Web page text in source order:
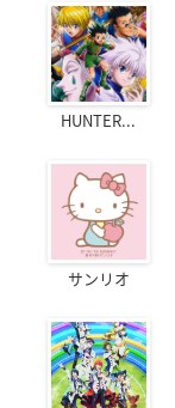
HUNTER...
サンリオ